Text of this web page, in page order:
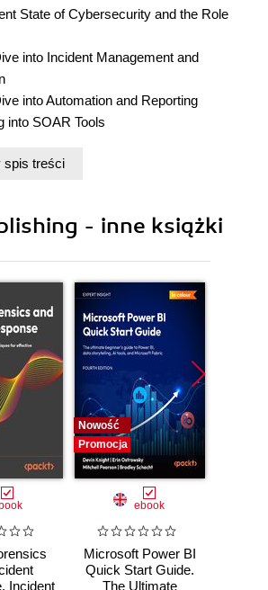
State of Cybersecurity and the Role
into Incident Management and
into Automation and Reporting
into SOAR Tools
Incidents Using Automation
Microsoft Sentinel Automation: Tips
spis treści
- inne książki
Incident
Nowość
Promocja
ebook
Microsoft Power BI
Quick Start Guide.
The Ultimate